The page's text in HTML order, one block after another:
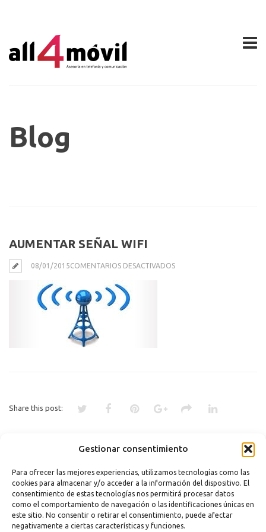
Gestionar consentimiento
Para ofrecer las mejores experiencias, utilizamos tecnologías como las
cookies para almacenar y/o acceder a la información del dispositivo. El
consentimiento de estas tecnologías nos permitirá procesar datos
como el comportamiento de navegación o las identificaciones únicas en
este sitio. No consentir o retirar el consentimiento, puede afectar
negativamente a ciertas características y funciones.
Blog
AUMENTAR SEÑAL WIFI
08/01/2015COMENTARIOS DESACTIVADOSEN
Share this post:
LA SEÑAL
Comments are closed.